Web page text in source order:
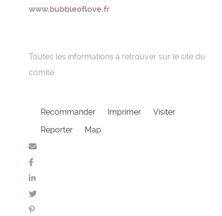
www.bubbleoflove.fr
Toutes les informations à retrouver sur le site du
comité
Recommander Imprimer
Visiter
Reporter
Map